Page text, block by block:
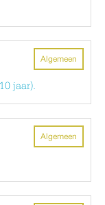
Algemeen
jaar).
Algemeen